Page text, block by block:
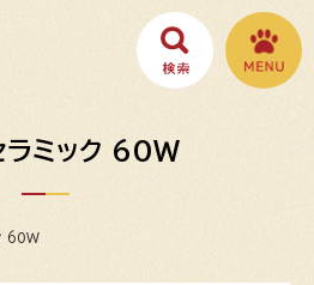
ラミック 60W
60W